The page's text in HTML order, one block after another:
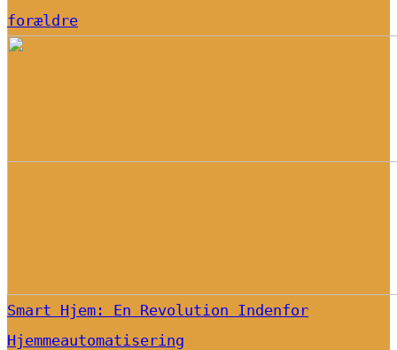
forældre
Smart Hjem: En Revolution Indenfor
Hjemmeautomatisering